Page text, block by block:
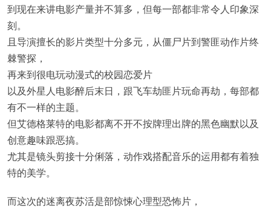
到现在来讲电影产量并不算多，但每一部都非常令人印象深
刻。
且导演擅长的影片类型十分多元，从僵尸片到警匪动作片终
棘警探，
再来到很电玩动漫式的校园恋爱片
以及外星人电影醉后末日，跟飞车劫匪片玩命再劫，每部都
有不一样的主题。
但艾德格莱特的电影都离不开不按牌理出牌的黑色幽默以及
创意趣味跟恶搞。
尤其是镜头剪接十分俐落，动作戏搭配音乐的运用都有着独
特的美学。
而这次的迷离夜苏活是部惊悚心理型恐怖片，